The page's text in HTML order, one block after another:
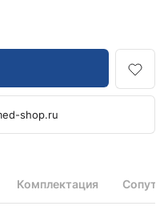
Комплектация
shop.ru